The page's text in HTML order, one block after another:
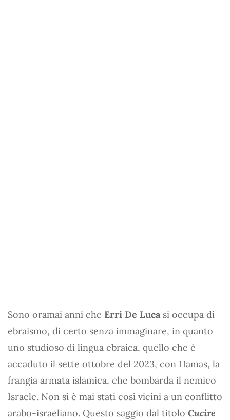
Sono oramai anni che Erri De Luca si occupa di
ebraismo, di certo senza immaginare, in quanto
uno studioso di lingua ebraica, quello che è
accaduto il sette ottobre del 2023, con Hamas, la
frangia armata islamica, che bombarda il nemico
Israele. Non si è mai stati così vicini a un conflitto
arabo-israeliano. Questo saggio dal titolo Cucire